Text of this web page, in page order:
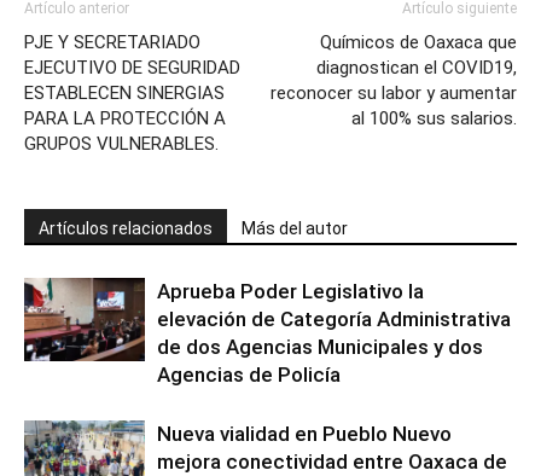
Artículo anterior
PJE Y SECRETARIADO
EJECUTIVO DE SEGURIDAD
ESTABLECEN SINERGIAS
PARA LA PROTECCIÓN A
GRUPOS VULNERABLES.
Artículo siguiente
Químicos de Oaxaca que
diagnostican el COVID19,
reconocer su labor y aumentar
al 100% sus salarios.
Artículos relacionados Más del autor
Aprueba Poder Legislativo la
elevación de Categoría Administrativa
de dos Agencias Municipales y dos
Agencias de Policía
Nueva vialidad en Pueblo Nuevo
mejora conectividad entre Oaxaca de